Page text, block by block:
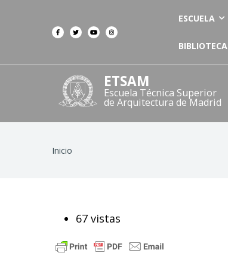
ESCUELA
BIBLIOTECA
ETSAM
Escuela Técnica Superior
de Arquitectura de Madrid
Ruta
Inicio
67 vistas